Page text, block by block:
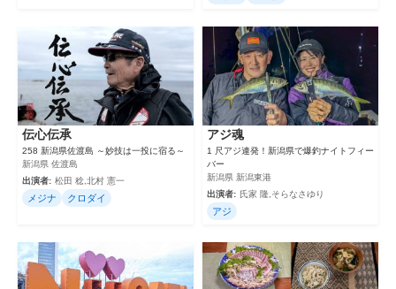
伝心伝承
258 新潟県佐渡島 ～妙技は一投に宿る～
新潟県 佐渡島
出演者: 松田 稔,北村 憲一
メジナ クロダイ
アジ魂
1 尺アジ連発！新潟県で爆釣ナイトフィー
バー
新潟県 新潟東港
出演者: 氏家 隆,そらなさゆり
アジ